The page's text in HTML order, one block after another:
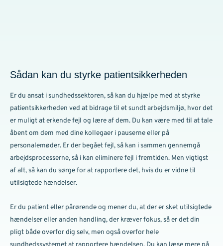
Sådan kan du styrke patientsikkerheden
Er du ansat i sundhedssektoren, så kan du hjælpe med at styrke
patientsikkerheden ved at bidrage til et sundt arbejdsmiljø, hvor det
er muligt at erkende fejl og lære af dem. Du kan være med til at tale
åbent om dem med dine kollegaer i pauserne eller på
personalemøder. Er der begået fejl, så kan i sammen gennemgå
arbejdsprocesserne, så i kan eliminere fejl i fremtiden. Men vigtigst
af alt, så kan du sørge for at rapportere det, hvis du er vidne til
utilsigtede hændelser.
Er du patient eller pårørende og mener du, at der er sket utilsigtede
hændelser eller anden handling, der kræver fokus, så er det din
pligt både overfor dig selv, men også overfor hele